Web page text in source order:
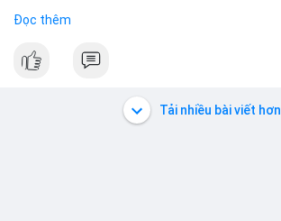
#60btc #dongtiencavoi
#vlikevn #titanbot
📰 Nguồn: CoinDesk
Đọc thêm
Tải nhiều bài viết hơn